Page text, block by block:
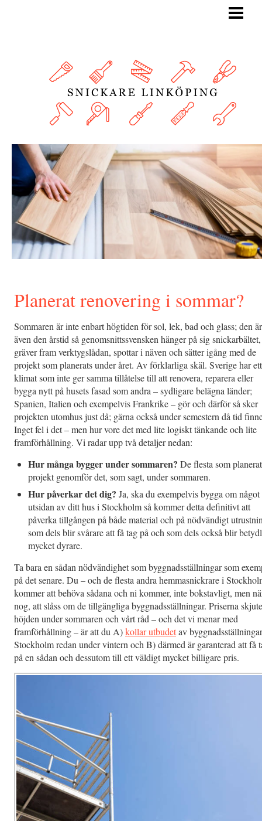
Planerat renovering i sommar?
Sommaren är inte enbart högtiden för sol, lek, bad och glass; den är
även den årstid så genomsnittssvensken hänger på sig snickarbältet,
gräver fram verktygslådan, spottar i näven och sätter igång med de
projekt som planerats under året. Av förklarliga skäl. Sverige har ett
klimat som inte ger samma tillåtelse till att renovera, reparera eller
bygga nytt på husets fasad som andra – sydligare belägna länder;
Spanien, Italien och exempelvis Frankrike – gör och därför så sker
projekten utomhus just då; gärna också under semestern då tid
Inget fel i det – men hur vore det med lite logiskt tänkande och lite
framförhållning. Vi radar upp två detaljer nedan:
Hur många bygger under sommaren? De flesta som
projekt genomför det, som sagt, under sommaren.
Hur påverkar det dig? Ja, ska du exempelvis bygga om något
utsidan av ditt hus i Stockholm så kommer detta definitivt att
påverka tillgången på både material och på nödvändigt
som dels blir svårare att få tag på och som dels också blir
mycket dyrare.
Ta bara en sådan nödvändighet som byggnadsställningar som
på det senare. Du – och de flesta andra hemmasnickrare i
kommer att behöva sådana och ni kommer, inte bokstavligt, men
nog, att slåss om de tillgängliga byggnadsställningar. Priserna
höjden under sommaren och vårt råd – och det vi menar med
framförhållning – är att du A)kollar utbudetav
Stockholm redan under vintern och B) därmed är garanterad att få
på en sådan och dessutom till ett väldigt mycket billigare pris.